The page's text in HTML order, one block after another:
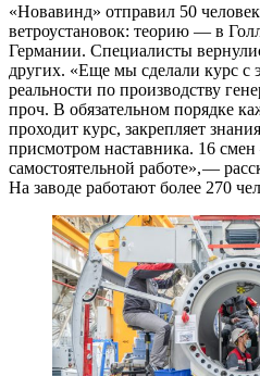
«Новавинд» отправил 50
ветроустановок: теорию — ​в
Германии. Специалисты
других. «Еще мы сделали курс с
реальности по производству
проч. В обязательном порядке
проходит курс, закрепляет
присмотром наставника. 16
самостоятельной работе», —
На заводе работают более 270